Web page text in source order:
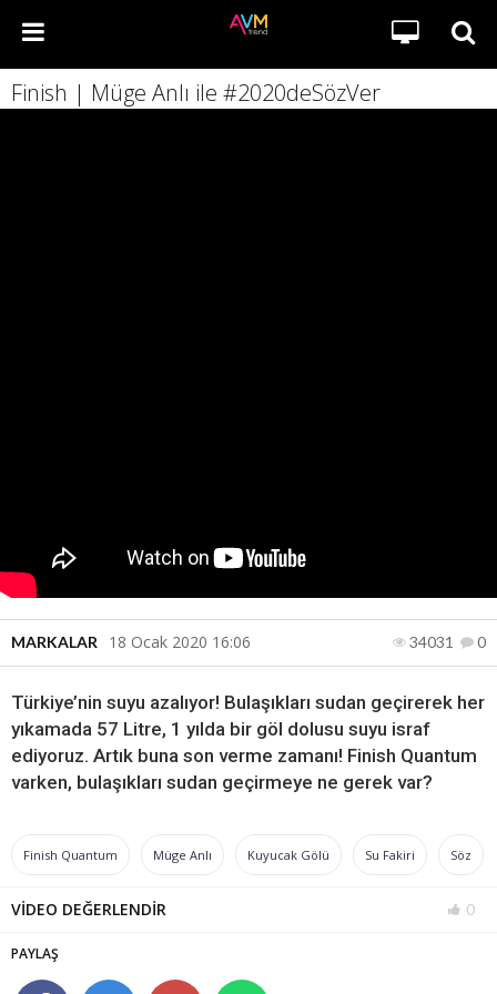
Finish | Müge Anlı ile #2020deSözVer
MARKALAR 18 Ocak 2020 16:06 34031 0
Türkiye’nin suyu azalıyor! Bulaşıkları sudan geçirerek her
yıkamada 57 Litre, 1 yılda bir göl dolusu suyu israf
ediyoruz. Artık buna son verme zamanı! Finish Quantum
varken, bulaşıkları sudan geçirmeye ne gerek var?
Finish Quantum Müge Anlı Kuyucak Gölü Su Fakiri Söz
VİDEO DEĞERLENDİR 0
PAYLAŞ